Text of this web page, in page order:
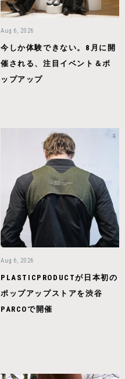
Aug 6, 2026
今しか体験できない。8月に開
催される、注目イベント＆ポ
ップアップ
Aug 6, 2026
PLASTICPRODUCTが日本初の
ポップアップストアを渋谷
PARCOで開催